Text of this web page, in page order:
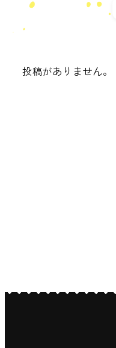
投稿がありません。